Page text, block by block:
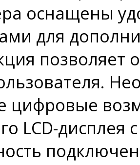
оснащены
для
цифровые
LCD-дисплея